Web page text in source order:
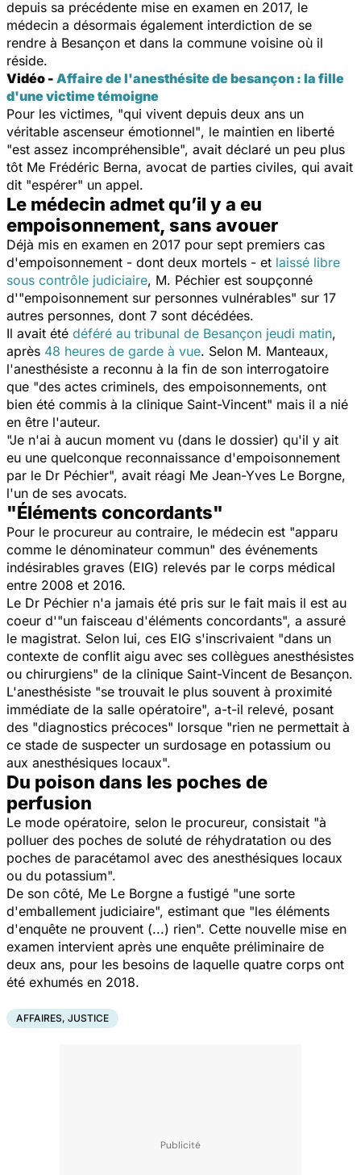
depuis sa précédente mise en examen en 2017, le
médecin a désormais également interdiction de se
rendre à Besançon et dans la commune voisine où il
réside.
Vidéo - Affaire de l'anesthésite de besançon : la fille
d'une victime témoigne
Pour les victimes, "qui vivent depuis deux ans un
véritable ascenseur émotionnel", le maintien en liberté
"est assez incompréhensible", avait déclaré un peu plus
tôt Me Frédéric Berna, avocat de parties civiles, qui avait
dit "espérer" un appel.
Le médecin admet qu’il y a eu
empoisonnement, sans avouer
Déjà mis en examen en 2017 pour sept premiers cas
d'empoisonnement - dont deux mortels - et laissé libre
sous contrôle judiciaire, M. Péchier est soupçonné
d'"empoisonnement sur personnes vulnérables" sur 17
autres personnes, dont 7 sont décédées.
Il avait été déféré au tribunal de Besançon jeudi matin,
après 48 heures de garde à vue. Selon M. Manteaux,
l'anesthésiste a reconnu à la fin de son interrogatoire
que "des actes criminels, des empoisonnements, ont
bien été commis à la clinique Saint-Vincent" mais il a nié
en être l'auteur.
"Je n'ai à aucun moment vu (dans le dossier) qu'il y ait
eu une quelconque reconnaissance d'empoisonnement
par le Dr Péchier", avait réagi Me Jean-Yves Le Borgne,
l'un de ses avocats.
"Éléments concordants"
Pour le procureur au contraire, le médecin est "apparu
comme le dénominateur commun" des événements
indésirables graves (EIG) relevés par le corps médical
entre 2008 et 2016.
Le Dr Péchier n'a jamais été pris sur le fait mais il est au
coeur d'"un faisceau d'éléments concordants", a assuré
le magistrat. Selon lui, ces EIG s'inscrivaient "dans un
contexte de conflit aigu avec ses collègues anesthésistes
ou chirurgiens" de la clinique Saint-Vincent de Besançon.
L'anesthésiste "se trouvait le plus souvent à proximité
immédiate de la salle opératoire", a-t-il relevé, posant
des "diagnostics précoces" lorsque "rien ne permettait à
ce stade de suspecter un surdosage en potassium ou
aux anesthésiques locaux".
Du poison dans les poches de
perfusion
Le mode opératoire, selon le procureur, consistait "à
polluer des poches de soluté de réhydratation ou des
poches de paracétamol avec des anesthésiques locaux
ou du potassium".
De son côté, Me Le Borgne a fustigé "une sorte
d'emballement judiciaire", estimant que "les éléments
d'enquête ne prouvent (...) rien". Cette nouvelle mise en
examen intervient après une enquête préliminaire de
deux ans, pour les besoins de laquelle quatre corps ont
été exhumés en 2018.
AFFAIRES, JUSTICE